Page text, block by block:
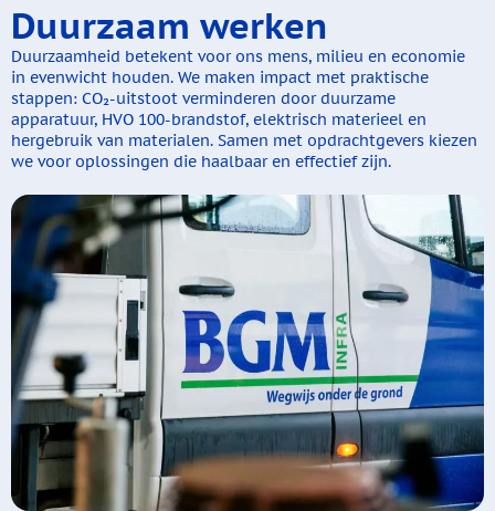
Duurzaam werken
Duurzaamheid betekent voor ons mens, milieu en economie
in evenwicht houden. We maken impact met praktische
stappen: CO₂-uitstoot verminderen door duurzame
apparatuur, HVO 100-brandstof, elektrisch materieel en
hergebruik van materialen. Samen met opdrachtgevers kiezen
we voor oplossingen die haalbaar en effectief zijn.